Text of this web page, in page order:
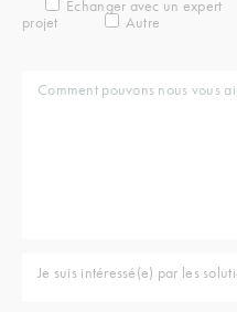
Echanger avec un expert
projet
Autre
Je suis intéressé(e) par les